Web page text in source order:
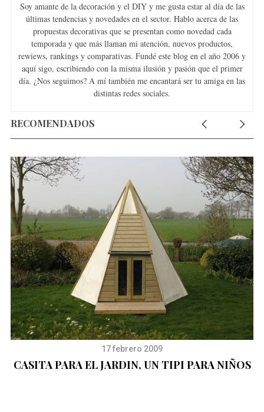
Soy amante de la decoración y el DIY y me gusta estar al día de las
últimas tendencias y novedades en el sector. Hablo acerca de las
propuestas decorativas que se presentan como novedad cada
temporada y que más llaman mi atención, nuevos productos,
rewiews, rankings y comparativas. Fundé este blog en el año 2006 y
aquí sigo, escribiendo con la misma ilusión y pasión que el primer
día. ¿Nos seguimos? A mí también me encantará ser tu amiga en las
distintas redes sociales.
RECOMENDADOS
17 febrero 2009
CASITA PARA EL JARDIN, UN TIPI PARA NIÑOS
S
e
r
c
h
f
r